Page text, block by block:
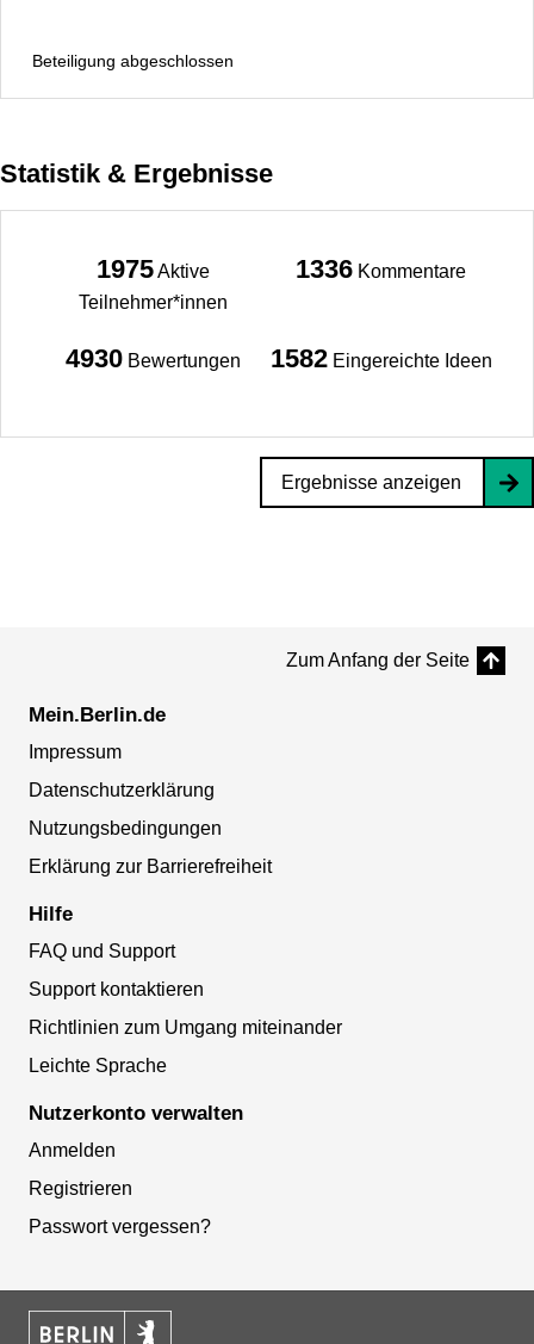
Beteiligung abgeschlossen
Statistik & Ergebnisse
1975Aktive
Teilnehmer*innen
1336 Kommentare
4930 Bewertungen 1582 Eingereichte Ideen
Ergebnisse anzeigen
Zum Anfang der Seite
Mein.Berlin.de
Impressum
Datenschutzerklärung
Nutzungsbedingungen
Erklärung zur Barrierefreiheit
Hilfe
FAQ und Support
Support kontaktieren
Richtlinien zum Umgang miteinander
Leichte Sprache
Nutzerkonto verwalten
Anmelden
Registrieren
Passwort vergessen?